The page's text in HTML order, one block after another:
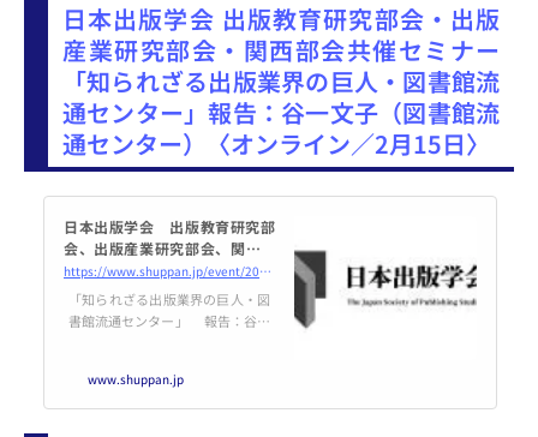
日本出版学会 出版教育研究部会・出版
産業研究部会・関西部会共催セミナー
「知られざる出版業界の巨人・図書館流
通センター」報告：谷一文子（図書館流
通センター）〈オンライン／2月15日〉
日本出版学会 出版教育研究部
会、出版産業研究部会、関西部
会の共催セミナー開催のご案内
（2025年2月15日開催） | 日本
出版学会
https://www.shuppan.jp/event/2024/11/25/3153/
「知られざる出版業界の巨人・図
書館流通センター」 報告：谷一
14時30分開始（90～120分程度）
（開場：14時20分） 会 場：オ
www.shuppan.jp